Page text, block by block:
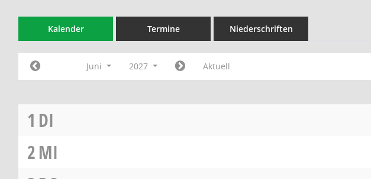
Kalender Termine Niederschriften
Juni 2027 Aktuell
1 DI
2MI